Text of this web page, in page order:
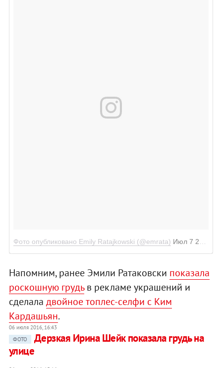
Фото опубликовано Emily Ratajkowski (@emrata) Июл 7 2016 в 5:12 PDT
Напомним, ранее Эмили Ратаковски показала
роскошную грудьв рекламе украшений и
сделала двойное топлес-селфи с Ким
Кардашьян.
06 июля 2016, 16:43
ФОТО
Дерзкая Ирина Шейк показала грудь на
улице